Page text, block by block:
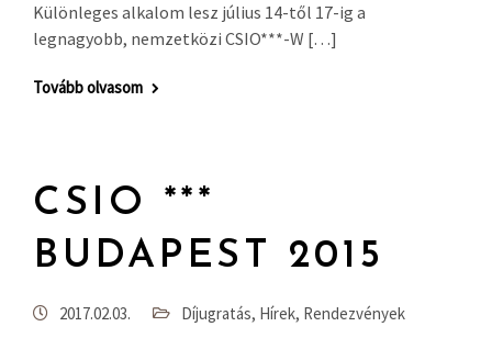
Különleges alkalom lesz július 14-től 17-ig a
legnagyobb, nemzetközi CSIO***-W […]
Tovább olvasom
CSIO ***
BUDAPEST 2015
2017.02.03. Díjugratás, Hírek, Rendezvények